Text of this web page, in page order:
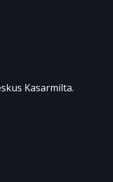
Kasarmilta.